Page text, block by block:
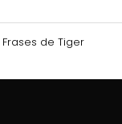
Frases de Tiger